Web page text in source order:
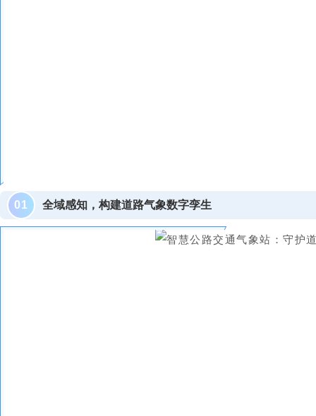
01 全域感知，构建道路气象数字孪生